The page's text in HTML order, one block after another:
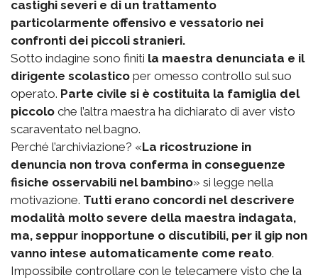
castighi severi e di un trattamento
particolarmente offensivo e vessatorio nei
confronti dei piccoli stranieri.
Sotto indagine sono finiti la maestra denunciata e il
dirigente scolastico per omesso controllo sul suo
operato. Parte civile si è costituita la famiglia del
piccolo che l’altra maestra ha dichiarato di aver visto
scaraventato nel bagno.
Perché l’archiviazione? «La ricostruzione in
denuncia non trova conferma in conseguenze
fisiche osservabili nel bambino» si legge nella
motivazione. Tutti erano concordi nel descrivere
modalità molto severe della maestra indagata,
ma, seppur inopportune o discutibili, per il gip non
vanno intese automaticamente come reato.
Impossibile controllare con le telecamere visto che la